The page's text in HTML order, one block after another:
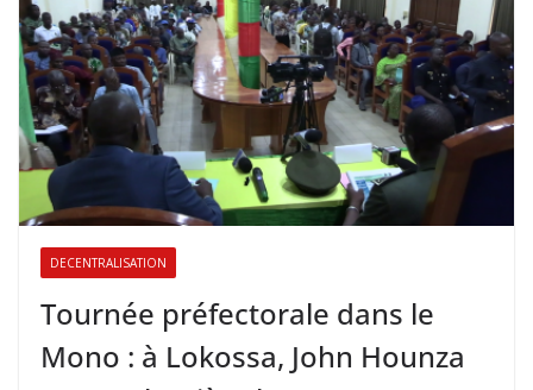
DECENTRALISATION
Tournée préfectorale dans le
Mono : à Lokossa, John Hounza